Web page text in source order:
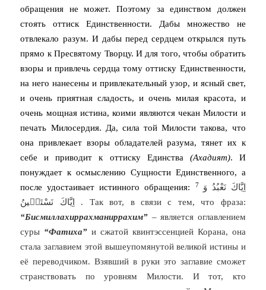
обращения не может. Поэтому за единством должен
стоять оттиск Единственности. Дабы множество не
отвлекало разум. И дабы перед сердцем открылся путь
прямо к Пресвятому Творцу. И для того, чтобы обратить
взоры и привлечь сердца тому оттиску Единственности,
на него нанесены и привлекательный узор, и ясный свет,
и очень приятная сладость, и очень милая красота, и
очень мощная истина, коими являются чекан Милости и
печать Милосердия. Да, сила той Милости такова, что
она привлекает взоры обладателей разума, тянет их к
себе и приводит к оттиску Единства (Ахадият). И
понуждает к осмыслению Сущности Единственного, а
после удостаивает истинного обращения:
7
اِيَّاكَ نَعْبُدُ وَ
اِيَّاكَ نَسْتَعٖينُ
. Так вот, в связи с тем, что фраза:
“Бисмиллахиррахманиррахим” – является оглавлением
суры “Фатиха” и сжатой квинтэссенцией Корана, она
стала заглавием этой вышеупомянутой великой истины и
её переводчиком. Взявший в руки это заглавие сможет
странствовать по уровням Милости. И тот, кто